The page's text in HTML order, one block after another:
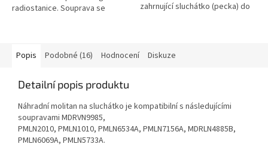
radiostanice. Souprava se
zahrnující sluchátko (pecka) do
Popis Podobné (16) Hodnocení Diskuze
Detailní popis produktu
Náhradní molitan na sluchátko je kompatibilní s následujícími
soupravami MDRVN9985,
PMLN2010, PMLN1010, PMLN6534A, PMLN7156A, MDRLN4885B,
PMLN6069A, PMLN5733A.